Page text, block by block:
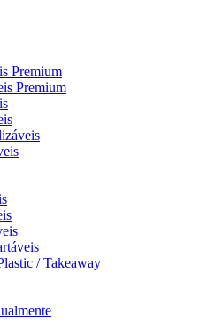
Premium
Premium
/ Takeaway